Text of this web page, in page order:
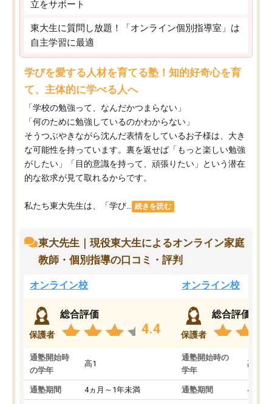
立をサポート
東大生に質問し放題！「オンライン個別指導室」は
自主学習に最適
学びを愛する人材を育てる塾！知的好奇心を育
て、主体的に学べる人へ
「学校の勉強って、なんだかつまらない」
「何のために勉強しているのかわからない」
そうつぶやきながら沈んだ表情をしているお子様は、大き
な可能性を持っています。裏を返せば「もっと楽しい勉強
がしたい」「目的意識を持って、頑張りたい」という潜在
的な欲求が見て取れるからです。
私たち東大先生は、「学び... 続きを読む
東大先生｜現役東大生によるオンライン家庭
教師・個別指導の口コミ・評判
オンライン校
保護者
総合評価
4.4
通塾開始時
の学年
高1
通塾期間 4ヵ月～1年未満
オンライン校
保護者
総合評価
通塾開始時の
学年
高3
通塾期間 4ヵ月